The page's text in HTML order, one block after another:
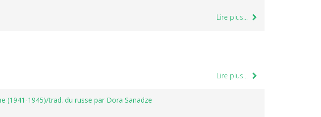
Lire plus...
Lire plus...
(1941-1945)/trad. du russe par Dora Sanadze